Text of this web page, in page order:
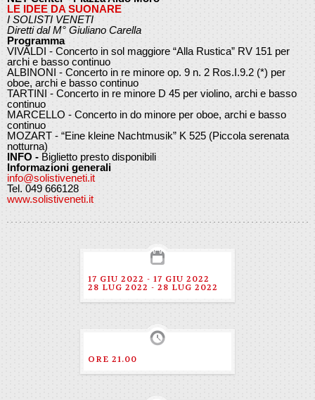
LE IDEE DA SUONARE
I SOLISTI VENETI
Diretti dal M° Giuliano Carella
Programma
VIVALDI - Concerto in sol maggiore “Alla Rustica” RV 151 per
archi e basso continuo
ALBINONI - Concerto in re minore op. 9 n. 2 Ros.I.9.2 (*) per
oboe, archi e basso continuo
TARTINI - Concerto in re minore D 45 per violino, archi e basso
continuo
MARCELLO - Concerto in do minore per oboe, archi e basso
continuo
MOZART - “Eine kleine Nachtmusik” K 525 (Piccola serenata
notturna)
INFO - Biglietto presto disponibili
Informazioni generali
info@solistiveneti.it
Tel. 049 666128
www.solistiveneti.it
17 GIU 2022 - 17 GIU 2022
28 LUG 2022 - 28 LUG 2022
ORE 21.00